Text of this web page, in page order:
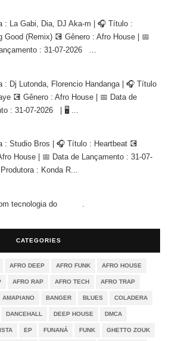
: La Gabi, Dia, DJ Aka-m | 🎧 Título :
Good (Remix) 💽 Gênero : Afro House | 📅
: 31-07-2026 ...
: Dj Lutonda, Florencio Handanga | 🎧 Título
💽 Gênero : Afro House | 📅 Data de
: 31-07-2026 | 🖥 ...
: Studio Bros | 🎧 Título : Heartbeat 💽
House | 📅 Data de Lançamento : 31-07-
: Konda R...
tecnologia do .
CATEGORIES
AFRO DEEP AFRO FUNK AFRO HOUSE
AFRO RAP AFRO TECH AFRO TRAP
AMAPIANO BANGER BLUES COLADERA
DANCEHALL DEEP HOUSE DMCA
EP FUNANÁ FUNK GHETTO ZOUK